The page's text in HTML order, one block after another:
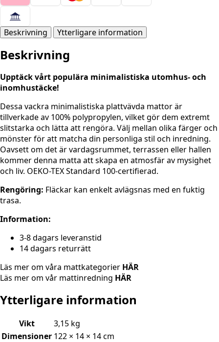
Beige
Vändbara
mängd
Beskrivning Ytterligare information
Beskrivning
Upptäck vårt populära minimalistiska utomhus- och
inomhustäcke!
Dessa vackra minimalistiska plattvävda mattor är
tillverkade av 100% polypropylen, vilket gör dem extremt
slitstarka och lätta att rengöra. Välj mellan olika färger och
mönster för att matcha din personliga stil och inredning.
Oavsett om det är vardagsrummet, terrassen eller hallen
kommer denna matta att skapa en atmosfär av mysighet
och liv. OEKO-TEX Standard 100-certifierad.
Rengöring: Fläckar kan enkelt avlägsnas med en fuktig
trasa.
Information:
3-8 dagars leveranstid
14 dagars returrätt
Läs mer om våra mattkategorier HÄR
Läs mer om vår mattinredning HÄR
Ytterligare information
Vikt
3,15 kg
Dimensioner 122 × 14 × 14 cm